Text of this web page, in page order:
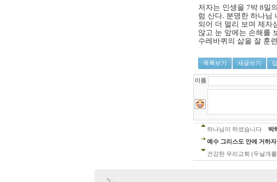
저자는 인생을 7박 8밀
럼 산다. 분명한 하나님
되어 더 멀리 보며 제자
않고 눈 앞에는 손해를
수레바퀴의 삶을 잘 훈
목록보기
새글쓰기
이름
하나님이 하셨습니다 박
예수 그리스도 안에 거하자
건강한 우리교회 (두날개